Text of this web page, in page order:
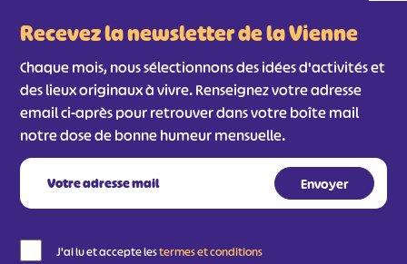
Recevez la newsletter de la Vienne
Chaque mois, nous sélectionnons des idées d'activités et
des lieux originaux à vivre. Renseignez votre adresse
email ci-après pour retrouver dans votre boîte mail
notre dose de bonne humeur mensuelle.
J'ai lu et accepte lestermes et conditions